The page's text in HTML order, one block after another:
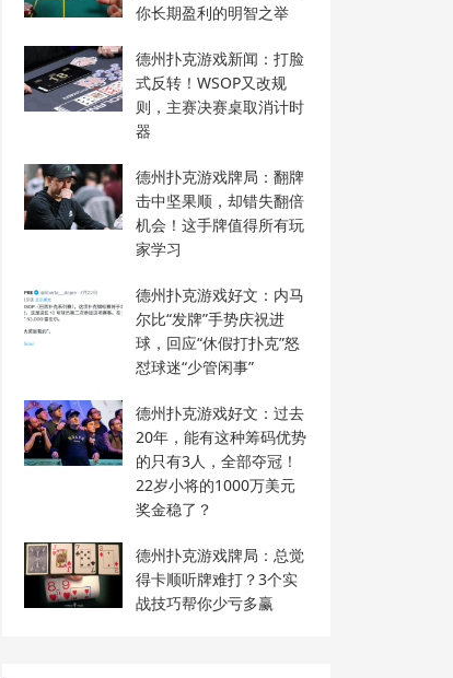
你长期盈利的明智之举
德州扑克游戏新闻：打脸
式反转！WSOP又改规
则，主赛决赛桌取消计时
器
德州扑克游戏牌局：翻牌
击中坚果顺，却错失翻倍
机会！这手牌值得所有玩
家学习
德州扑克游戏好文：内马
尔比“发牌”手势庆祝进
球，回应“休假打扑克”怒
怼球迷“少管闲事”
德州扑克游戏好文：过去
20年，能有这种筹码优势
的只有3人，全部夺冠！
22岁小将的1000万美元
奖金稳了？
德州扑克游戏牌局：总觉
得卡顺听牌难打？3个实
战技巧帮你少亏多赢